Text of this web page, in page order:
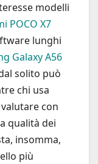
modelli
POCO X7
lunghi
Galaxy A56
solito può
chi usa
con
qualità dei
insomma,
più